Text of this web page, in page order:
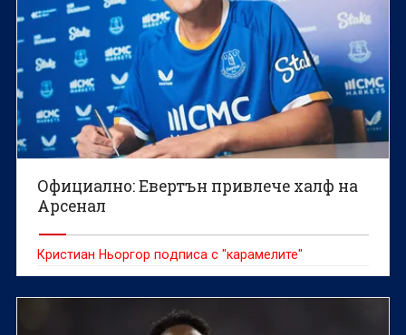
Официално: Евертън привлече халф на
Арсенал
Кристиан Ньоргор подписа с "карамелите"